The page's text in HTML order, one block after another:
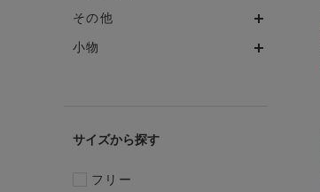
その他
小物
サイズ
フリー